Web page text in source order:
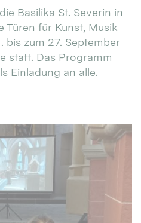
Basilika St. Severin in
Türen für Kunst, Musik
bis zum 27. September
statt. Das Programm
Einladung an alle.